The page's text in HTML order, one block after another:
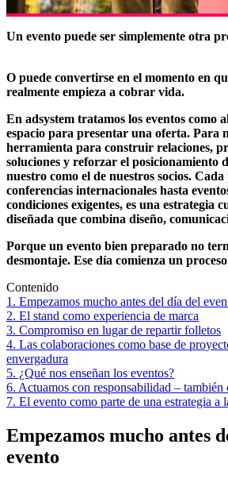
Un evento puede ser simplemente otra
O puede convertirse en el momento en
realmente empieza a cobrar vida.
En adsystem tratamos los eventos como
espacio para presentar una oferta. Para
herramienta para construir relaciones,
soluciones y reforzar el posicionamiento
nuestro como el de nuestros socios.
conferencias internacionales hasta
condiciones exigentes, es una estrategia
diseñada que combina diseño,
Porque un evento bien preparado no
desmontaje. Ese día comienza un
Contenido
1. Empezamos mucho antes del día del
2. El stand como experiencia de marca
3. Compromiso en lugar de repartir folletos
4. Las colaboraciones como base de
envergadura
5. ¿Qué nos enseñan los eventos?
6. Actuamos con responsabilidad – también
7. El evento como parte de una estrategia a
Empezamos mucho antes
evento